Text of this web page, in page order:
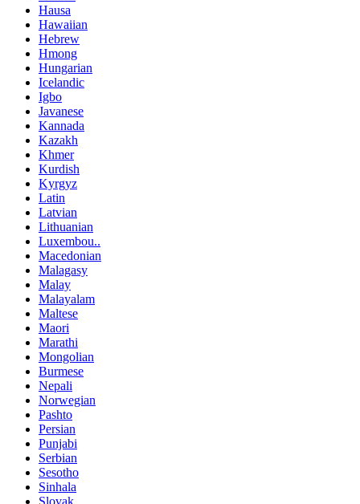
Hausa
Hawaiian
Hebrew
Hmong
Hungarian
Icelandic
Igbo
Javanese
Kannada
Kazakh
Khmer
Kurdish
Kyrgyz
Latin
Latvian
Lithuanian
Luxembou..
Macedonian
Malagasy
Malay
Malayalam
Maltese
Maori
Marathi
Mongolian
Burmese
Nepali
Norwegian
Pashto
Persian
Punjabi
Serbian
Sesotho
Sinhala